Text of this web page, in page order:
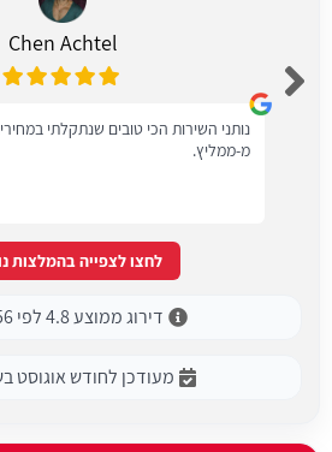
Chen Achtel
נותני השירות הכי טובים שנתקלתי
מ-ממליץ.
לחצו לצפייה בהמלצות
דירוג ממוצע 4.8 לפי 56 דירוגים
מעודכן לחודש אוגוסט